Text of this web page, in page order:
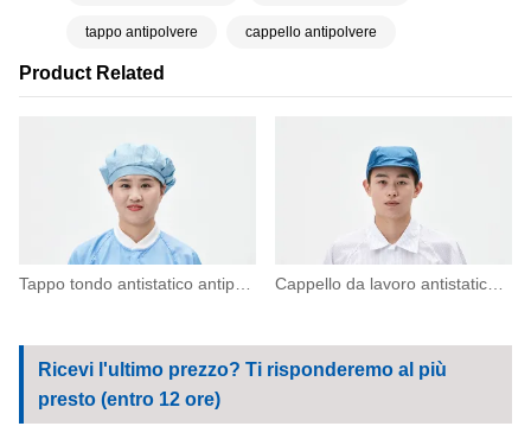
Product Related
tappo antipolvere cappello antipolvere
Ricevi l'ultimo prezzo? Ti risponderemo al più
presto (entro 12 ore)